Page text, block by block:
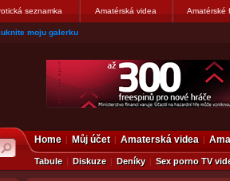
seznamka Amatérská videa Amatérské
moju galerku
Home Můj účet Amaterská videa
Tabule Diskuze Deníky Sex porno TV